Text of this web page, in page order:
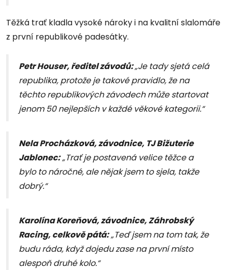
Těžká trať kladla vysoké nároky i na kvalitní slalomáře
z první republikové padesátky.
Petr Houser, ředitel závodů:„Je tady sjetá celá
republika, protože je takové pravidlo, že na
těchto republikových závodech může startovat
jenom 50 nejlepších v každé věkové kategorii.“
Nela Procházková, závodnice, TJ Bižuterie
Jablonec:„Trať je postavená velice těžce a
bylo to náročné, ale nějak jsem to sjela, takže
dobrý.“
Karolína Koreňová, závodnice, Záhrobský
Racing, celkově pátá:„Teď jsem na tom tak, že
budu ráda, když dojedu zase na první místo
alespoň druhé kolo.“